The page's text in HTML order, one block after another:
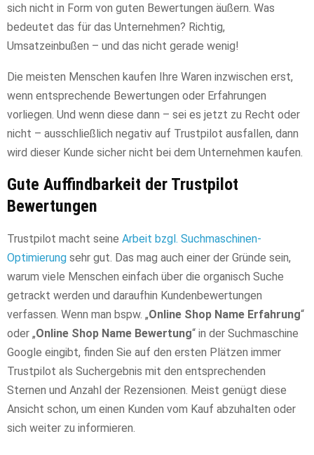
sich nicht in Form von guten Bewertungen äußern. Was
bedeutet das für das Unternehmen? Richtig,
Umsatzeinbußen – und das nicht gerade wenig!
Die meisten Menschen kaufen Ihre Waren inzwischen erst,
wenn entsprechende Bewertungen oder Erfahrungen
vorliegen. Und wenn diese dann – sei es jetzt zu Recht oder
nicht – ausschließlich negativ auf Trustpilot ausfallen, dann
wird dieser Kunde sicher nicht bei dem Unternehmen kaufen.
Gute Auffindbarkeit der Trustpilot
Bewertungen
Trustpilot macht seine Arbeit bzgl. Suchmaschinen-
Optimierung sehr gut. Das mag auch einer der Gründe sein,
warum viele Menschen einfach über die organisch Suche
getrackt werden und daraufhin Kundenbewertungen
verfassen. Wenn man bspw. „Online Shop Name Erfahrung“
oder „Online Shop Name Bewertung“ in der Suchmaschine
Google eingibt, finden Sie auf den ersten Plätzen immer
Trustpilot als Suchergebnis mit den entsprechenden
Sternen und Anzahl der Rezensionen. Meist genügt diese
Ansicht schon, um einen Kunden vom Kauf abzuhalten oder
sich weiter zu informieren.